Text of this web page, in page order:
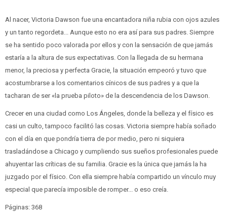
Al nacer, Victoria Dawson fue una encantadora niña rubia con ojos azules
y un tanto regordeta... Aunque esto no era así para sus padres. Siempre
se ha sentido poco valorada por ellos y con la sensación de que jamás
estaría a la altura de sus expectativas. Con la llegada de su hermana
menor, la preciosa y perfecta Gracie, la situación empeoró y tuvo que
acostumbrarse a los comentarios cínicos de sus padres y a que la
tacharan de ser «la prueba piloto» de la descendencia de los Dawson.
Crecer en una ciudad como Los Ángeles, donde la belleza y el físico es
casi un culto, tampoco facilitó las cosas. Victoria siempre había soñado
con el día en que pondría tierra de por medio, pero ni siquiera
trasladándose a Chicago y cumpliendo sus sueños profesionales puede
ahuyentar las críticas de su familia. Gracie es la única que jamás la ha
juzgado por el físico. Con ella siempre había compartido un vínculo muy
especial que parecía imposible de romper... o eso creía.
Páginas: 368